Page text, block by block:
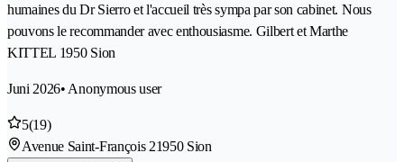
humaines du Dr Sierro et l'accueil très sympa par son cabinet. Nous
pouvons le recommander avec enthousiasme. Gilbert et Marthe
KITTEL 1950 Sion
Juni 2026• Anonymous user
5(19)
Avenue Saint-François 21950 Sion